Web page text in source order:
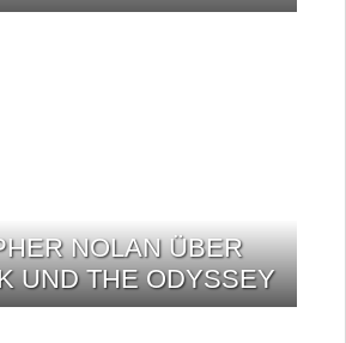
NOLAN ÜBER
UND THE ODYSSEY